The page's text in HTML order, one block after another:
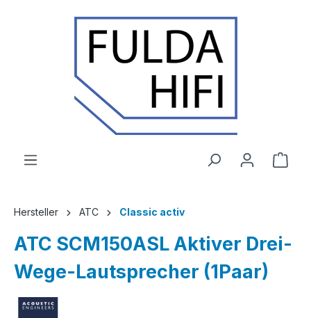
Zum Hauptinhalt springen
Hersteller ATC Classic activ
ATC SCM150ASL Aktiver Drei-
Wege-Lautsprecher (1Paar)